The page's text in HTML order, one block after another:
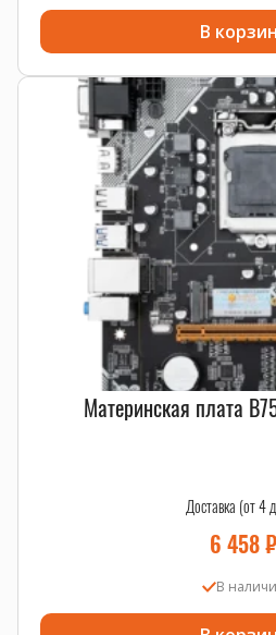
В
Материнская плата
Доставка (от 4
6 458₽
В